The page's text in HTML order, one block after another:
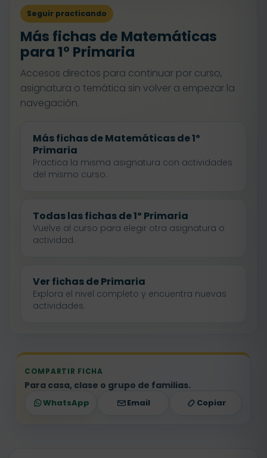
Seguir practicando
Más fichas de Matemáticas
para 1º Primaria
Accesos directos para continuar por curso,
asignatura o temática sin volver a empezar la
navegación.
Más fichas de Matemáticas de 1º
Primaria
Practica la misma asignatura con actividades
del mismo curso.
Todas las fichas de 1º Primaria
Vuelve al curso para elegir otra asignatura o
actividad.
Ver fichas de Primaria
Explora el nivel completo y encuentra nuevas
actividades.
COMPARTIR FICHA
Para casa, clase o grupo de familias.
WhatsApp Email Copiar